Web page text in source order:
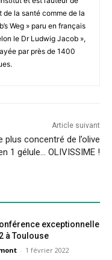
la santé comme de la
Weg » paru en français
le Dr Ludwig Jacob »,
par près de 1400
Article suivant
plus concentré de l’olive
1 gélule… OLIVISSIME !
exceptionnelle
à Toulouse
- 1 février 2022